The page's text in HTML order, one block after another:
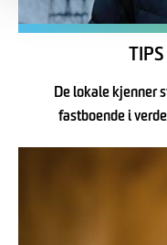
De lokale kjenner
fastboende i